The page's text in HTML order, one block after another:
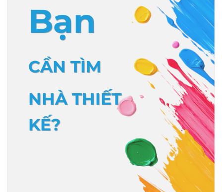
Bạn
CẦN TÌM
NHÀ THIẾT
KẾ?